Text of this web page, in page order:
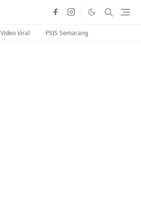
Video Viral PSIS Semarang